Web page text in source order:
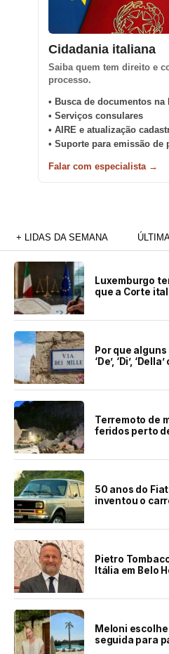
Cidadania italiana
Saiba quem tem direito e
processo.
• Busca de documentos na
• Serviços consulares
• AIRE e atualização
• Suporte para emissão de
Falar com especialista →
+ LIDAS DA SEMANA
Luxemburgo
que a Corte
Por que
‘De’, ‘Di’,
Terremoto de
feridos perto
50 anos do
inventou o
Pietro
Itália em Belo
Meloni
seguida para